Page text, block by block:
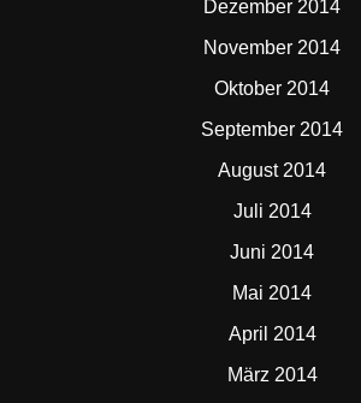
Dezember 2014
November 2014
Oktober 2014
September 2014
August 2014
Juli 2014
Juni 2014
Mai 2014
April 2014
März 2014